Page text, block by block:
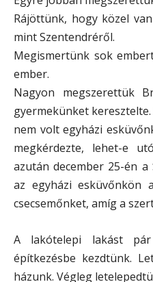
Rájöttünk, hogy közel
mint Szentendréről.
Megismertünk sok
ember.
Nagyon megszerettük
gyermekünket
nem volt egyházi
megkérdezte, lehet-e
azután december 25-én
az egyházi esküvőnkön
csecsemőnket, amíg a
A lakótelepi lakást
építkezésbe kezdtünk.
házunk. Végleg